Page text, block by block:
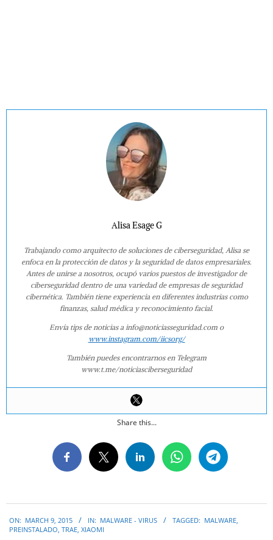
Alisa Esage G
Trabajando como arquitecto de soluciones de ciberseguridad, Alisa se
enfoca en la protección de datos y la seguridad de datos empresariales.
Antes de unirse a nosotros, ocupó varios puestos de investigador de
ciberseguridad dentro de una variedad de empresas de seguridad
cibernética. También tiene experiencia en diferentes industrias como
finanzas, salud médica y reconocimiento facial.
Envía tips de noticias a info@noticiasseguridad.com o
www.instagram.com/iicsorg/
También puedes encontrarnos en Telegram
www.t.me/noticiasciberseguridad
Share this...
03-
ON: MARCH 9, 2015 IN: MALWARE - VIRUS TAGGED: MALWARE,
PREINSTALADO, TRAE, XIAOMI